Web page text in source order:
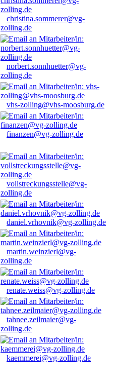
christina.sommerer@vg-
zolling.de
norbert.sonnhuetter@vg-
zolling.de
vhs-zolling@vhs-moosburg.de
finanzen@vg-zolling.de
vollstreckungsstelle@vg-
zolling.de
daniel.vrhovnik@vg-zolling.de
martin.weinzierl@vg-
zolling.de
renate.weiss@vg-zolling.de
tahnee.zeilmaier@vg-
zolling.de
kaemmerei@vg-zolling.de